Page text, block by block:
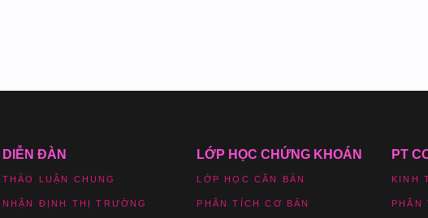
DIỄN ĐÀN
THẢO LUẬN CHUNG
NHẬN ĐỊNH THỊ TRƯỜNG
LỚP HỌC CHỨNG KHOÁN
LỚP HỌC CĂN BẢN
PHÂN TÍCH CƠ BẢN
PT
KINH
PHÂN